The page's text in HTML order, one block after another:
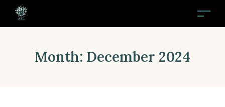
Month: December 2024